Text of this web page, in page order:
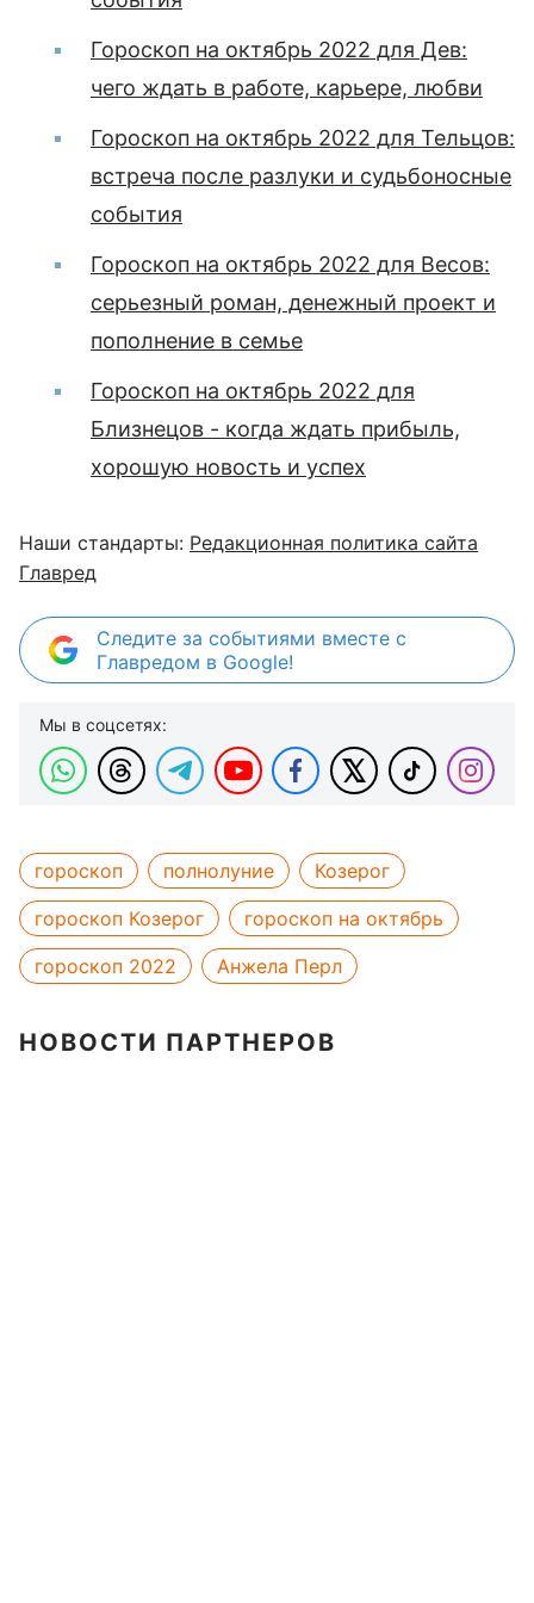
Гороскоп на октябрь 2022 для Дев:
чего ждать в работе, карьере, любви
Гороскоп на октябрь 2022 для Тельцов:
встреча после разлуки и судьбоносные
события
Гороскоп на октябрь 2022 для Весов:
серьезный роман, денежный проект и
пополнение в семье
Гороскоп на октябрь 2022 для
Близнецов - когда ждать прибыль,
хорошую новость и успех
Наши стандарты: Редакционная политика сайта
Главред
Следите за событиями вместе с
Главредом в Google!
Мы в соцсетях:
гороскоп полнолуние
Козерог
гороскоп Козерог
гороскоп на октябрь
гороскоп 2022
Анжела Перл
НОВОСТИ ПАРТНЕРОВ